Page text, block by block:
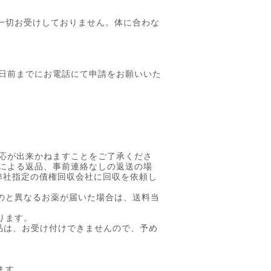
お受けしておりません。体に合わな
前までにお電話にて申請をお願いいた
が出来かねますことをご了承くださ
よる返品、事前連絡なしの返送の場
指定の債権回収会社に回収を依頼し
異なるお薬が届いた場合は、送料当
す。
、お受け付けできませんので、予め